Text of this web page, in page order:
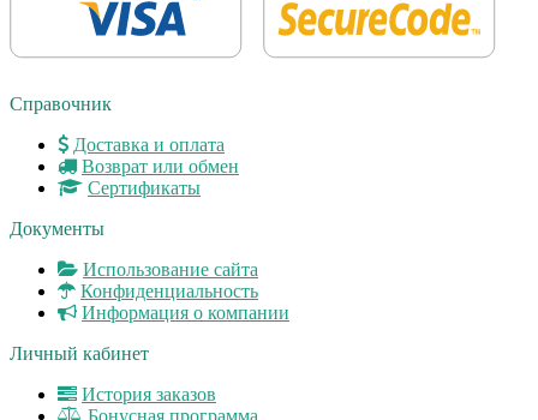
Справочник
Доставка и оплата
Возврат или обмен
Сертификаты
Документы
Использование сайта
Конфиденциальность
Информация о компании
Личный кабинет
История заказов